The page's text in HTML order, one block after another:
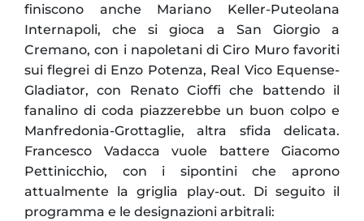
finiscono anche Mariano Keller-Puteolana
Internapoli, che si gioca a San Giorgio a
Cremano, con i napoletani di Ciro Muro favoriti
sui flegrei di Enzo Potenza, Real Vico Equense-
Gladiator, con Renato Cioffi che battendo il
fanalino di coda piazzerebbe un buon colpo e
Manfredonia-Grottaglie, altra sfida delicata.
Francesco Vadacca vuole battere Giacomo
Pettinicchio, con i sipontini che aprono
attualmente la griglia play-out. Di seguito il
programma e le designazioni arbitrali: